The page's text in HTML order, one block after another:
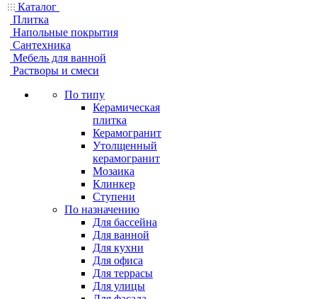
Каталог
Плитка
Напольные покрытия
Сантехника
Мебель для ванной
Растворы и смеси
По типу
Керамическая
плитка
Керамогранит
Утолщенный
керамогранит
Мозаика
Клинкер
Ступени
По назначению
Для бассейна
Для ванной
Для кухни
Для офиса
Для террасы
Для улицы